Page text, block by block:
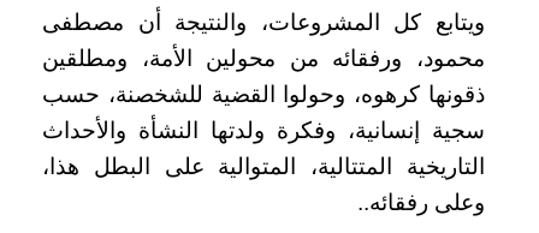
ويتابع كل المشروعات، والنتيجة أن مصطفى
محمود، ورفقائه من محولين الأمة، ومطلقين
ذقونها كرهوه، وحولوا القضية للشخصنة، حسب
سجية إنسانية، وفكرة ولدتها النشأة والأحداث
التاريخية المتتالية، المتوالية على البطل هذا،
وعلى رفقائه..